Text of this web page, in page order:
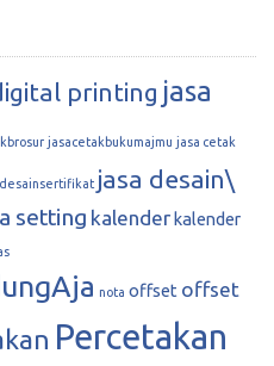
printing jasa
jasacetakbukumajmu jasa cetak
jasa desain\
setting kalender kalender
nota offset offset
Percetakan